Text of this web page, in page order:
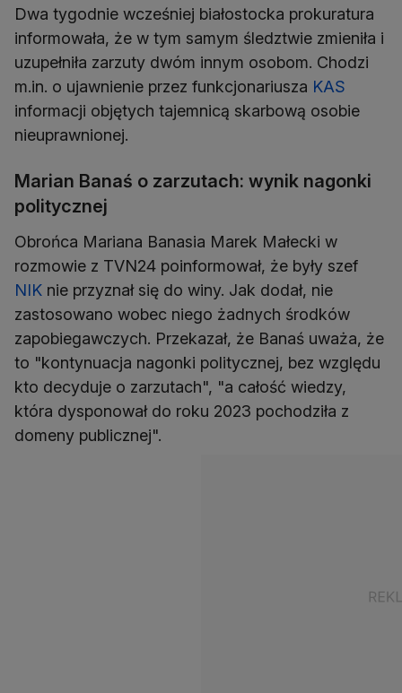
Dwa tygodnie wcześniej białostocka prokuratura
informowała, że w tym samym śledztwie zmieniła i
uzupełniła zarzuty dwóm innym osobom. Chodzi
m.in. o ujawnienie przez funkcjonariusza KAS
informacji objętych tajemnicą skarbową osobie
nieuprawnionej.
Marian Banaś o zarzutach: wynik nagonki
politycznej
Obrońca Mariana Banasia Marek Małecki w
rozmowie z TVN24 poinformował, że były szef
NIK nie przyznał się do winy. Jak dodał, nie
zastosowano wobec niego żadnych środków
zapobiegawczych. Przekazał, że Banaś uważa, że
to "kontynuacja nagonki politycznej, bez względu
kto decyduje o zarzutach", "a całość wiedzy,
która dysponował do roku 2023 pochodziła z
domeny publicznej".